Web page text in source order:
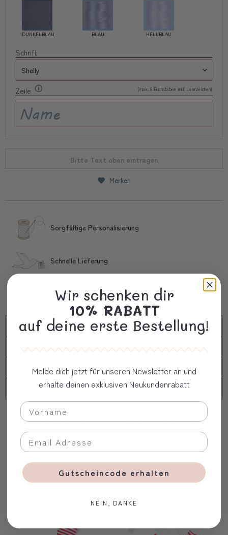
DUNKELBLAU BLAU HELLBLAU
Schrift
Zeile (max. 8 Buchstaben inkl. Leerzeichen)
Bitte Text oben eintragen
Merken
Sorgfältige Personalisierung
Schnelle Lieferung
Kostbare Verpackung
Beschreibung
Versand
Firmenkunde
Oft zusammen gekauft
Wir schenken dir
10% RABATT
auf deine erste Bestellung!
Melde dich jetzt für unseren Newsletter an und
erhalte deinen exklusiven Neukundenrabatt
Gutscheincode erhalten
NEIN, DANKE